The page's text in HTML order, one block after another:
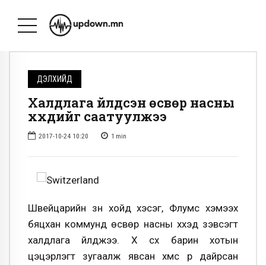
ДЭЛХИЙД
Халдлага үйлдсэн өсвөр насны
хүүхдийг саатуулжээ
2017-10-24 10:20 1 min
Швейцарийн зүүн хойд хэсэг, Флумс хэмээх
бяцхан коммунд өсвөр насны хүүхэд зэвсэгт
халдлага үйлджээ. Хүү сүх барин хотын
цэцэрлэгт зугаалж явсан хүмүүс рүү дайрсан